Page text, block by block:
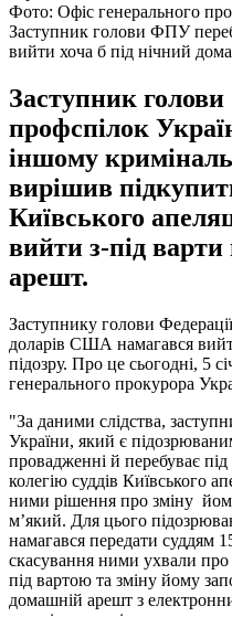
Фото: Офіс генерального
Заступник голови ФПУ
вийти хоча б під нічний
Заступник голови
профспілок
іншому
вирішив
Київського
вийти з-під
арешт.
Заступнику голови
доларів США намагався
підозру. Про це сьогодні, 5
генерального прокурора
"За даними слідства,
України, який є
провадженні й перебуває
колегію суддів Київського
ними рішення про зміну
м’який. Для цього
намагався передати суддям
скасування ними ухвали
під вартою та зміну йому
домашній арешт з